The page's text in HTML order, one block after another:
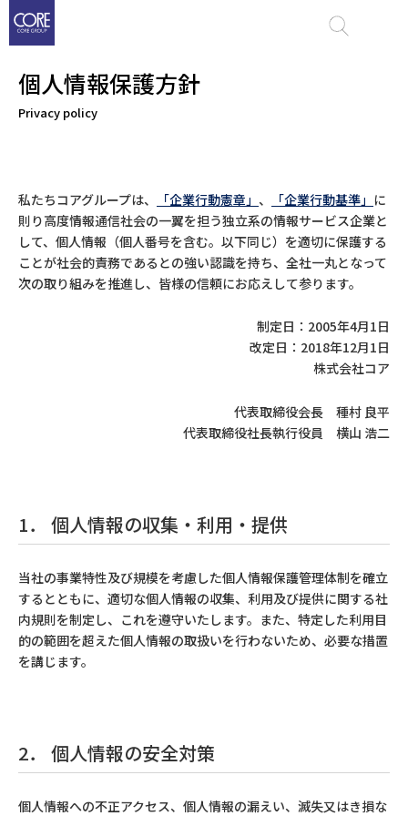
個人情報保護方針
Privacy policy
私たちコアグループは、 「企業行動憲章」 、 「企業行動基準」 に
則り高度情報通信社会の一翼を担う独立系の情報サービス企業と
して、個人情報（個人番号を含む。以下同じ）を適切に保護する
ことが社会的責務であるとの強い認識を持ち、全社一丸となって
次の取り組みを推進し、皆様の信頼にお応えして参ります。
制定日：2005年4月1日
改定日：2018年12月1日
株式会社コア
代表取締役会長 種村 良平
代表取締役社長執行役員 横山 浩二
1． 個人情報の収集・利用・提供
当社の事業特性及び規模を考慮した個人情報保護管理体制を確立
するとともに、適切な個人情報の収集、利用及び提供に関する社
内規則を制定し、これを遵守いたします。また、特定した利用目
的の範囲を超えた個人情報の取扱いを行わないため、必要な措置
を講じます。
2． 個人情報の安全対策
個人情報への不正アクセス、個人情報の漏えい、滅失又はき損な